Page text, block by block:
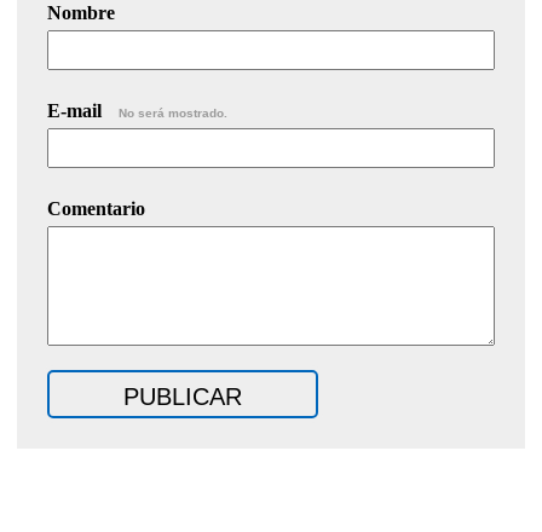
Nombre
E-mail No será mostrado.
Comentario